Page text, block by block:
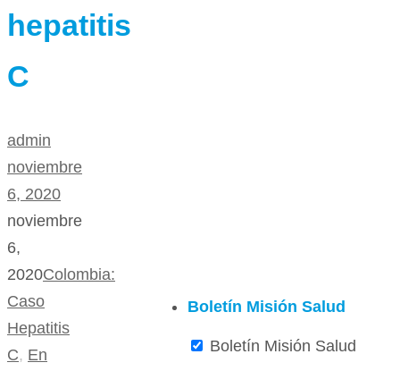
hepatitis
C
admin
noviembre
6, 2020
noviembre
6,
2020Colombia:
Caso
Hepatitis
C, En
Boletín Misión Salud
Boletín Misión Salud